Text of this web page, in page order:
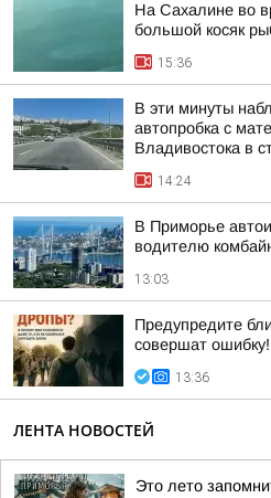
На Сахалине во
большой косяк
15:36
В эти минуты
автопробка с
Владивостока в
14:24
В Приморье
водителю
13:03
Предупредите
совершат ошибку!
13:36
ЛЕНТА НОВОСТЕЙ
Это лето